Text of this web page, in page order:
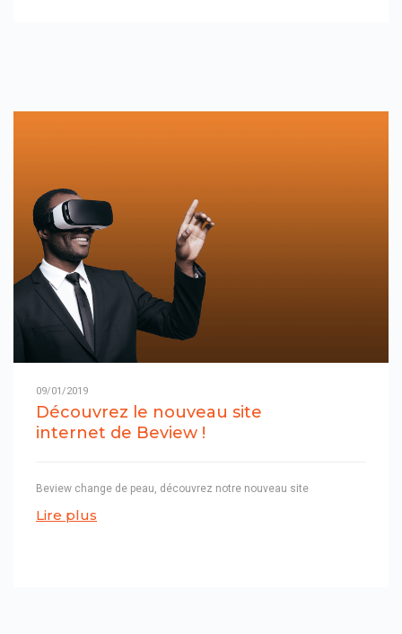
09/01/2019
Découvrez le nouveau site
internet de Beview !
Beview change de peau, découvrez notre nouveau site
Lire plus